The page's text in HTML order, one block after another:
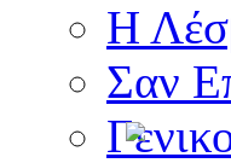
Η
Σαν